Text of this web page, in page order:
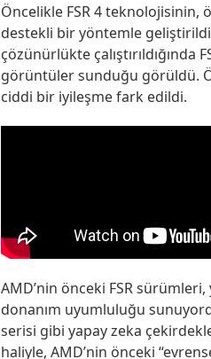
Öncelikle FSR 4 teknolojisinin,
destekli bir yöntemle
çözünürlükte çalıştırıldığında
görüntüler sunduğu görüldü.
ciddi bir iyileşme fark edildi.
AMD’nin önceki FSR
donanım uyumluluğu
serisi gibi yapay zeka
haliyle, AMD’nin önceki